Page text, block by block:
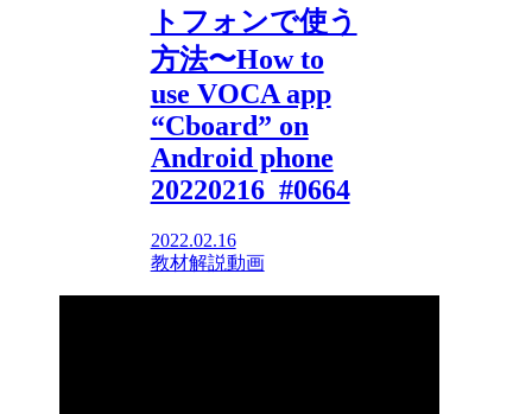
トフォンで使う
方法〜How to
use VOCA app
“Cboard” on
Android phone
20220216_#0664
2022.02.16
教材解説動画